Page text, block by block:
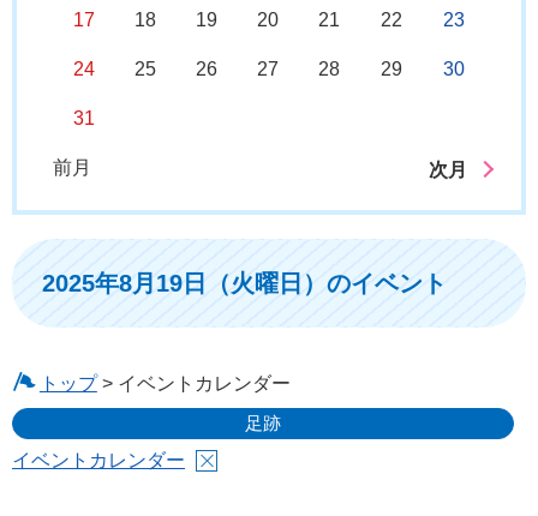
17 18 19 20 21 22 23
24 25 26 27 28 29 30
31
前月 次月
2025年8月19日（火曜日）のイベント
トップ> イベントカレンダー
足跡
イベントカレンダー